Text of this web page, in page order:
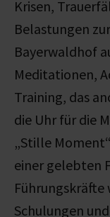
Krisen,
Belastungen
Bayerwaldhof
Meditationen,
Training, das
die Uhr für die
„Stille
einer gelebten
Schulungen